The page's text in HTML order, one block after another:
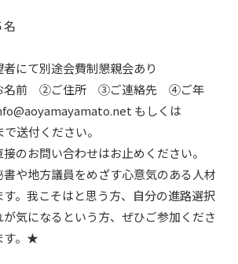
名
にて別途会費制懇親会あり
名前 ②ご住所 ③ご連絡先 ④ご年
もしくは
送付ください。
のお問い合わせはお止めください。
や地方議員をめざす心意気のある人材
。我こそはと思う方、自分の進路選択
気になるという方、ぜひご参加くださ
す。★